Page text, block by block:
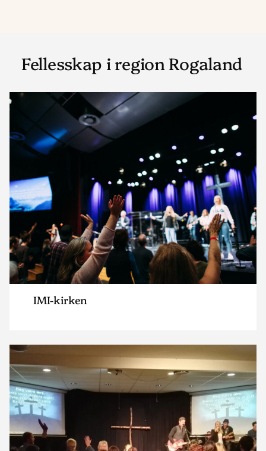
Fellesskap i region Rogaland
IMI-kirken
Read
article
"IMI-
Read
article
"Norforsamlinga
Vigrestad"